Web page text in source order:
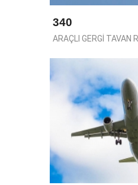
340
ARAÇLI GERGİ TAVAN